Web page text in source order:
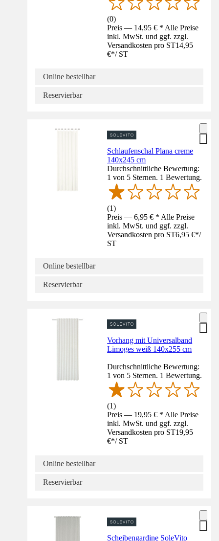
(0)
Preis — 14,95 € * Alle Preise
inkl. MwSt. und ggf. zzgl.
Versandkosten pro ST14,95
€*/ ST
Online bestellbar
Reservierbar
Schlaufenschal Plana creme
140x245 cm
Durchschnittliche Bewertung:
1 von 5 Sternen. 1 Bewertung.
(1)
Preis — 6,95 € * Alle Preise
inkl. MwSt. und ggf. zzgl.
Versandkosten pro ST6,95 €*/
ST
Online bestellbar
Reservierbar
Vorhang mit Universalband
Limoges weiß 140x255 cm
Durchschnittliche Bewertung:
1 von 5 Sternen. 1 Bewertung.
(1)
Preis — 19,95 € * Alle Preise
inkl. MwSt. und ggf. zzgl.
Versandkosten pro ST19,95
€*/ ST
Online bestellbar
Reservierbar
Scheibengardine SoleVito